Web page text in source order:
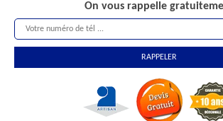
On vous rappelle